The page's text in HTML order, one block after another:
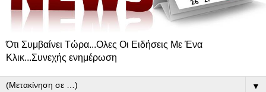
Ότι Συμβαίνει Τώρα...Ολες Οι Ειδήσεις Με Ένα
Κλικ...Συνεχής ενημέρωση
▼